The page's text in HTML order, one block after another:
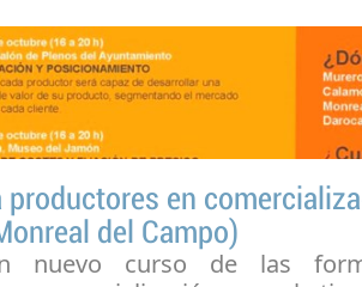
productores en
del Campo)
nuevo curso de las